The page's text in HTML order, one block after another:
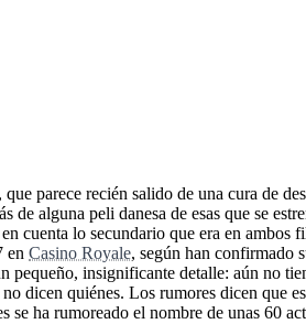
parece recién salido de una cura de
alguna peli danesa de esas que se
cuenta lo secundario que era en ambos
en Casino Royale, según han confirmado
pequeño, insignificante detalle: aún no
dicen quiénes. Los rumores dicen que
se ha rumoreado el nombre de unas 60